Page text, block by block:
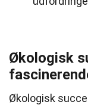
Økologisk
Økologisk